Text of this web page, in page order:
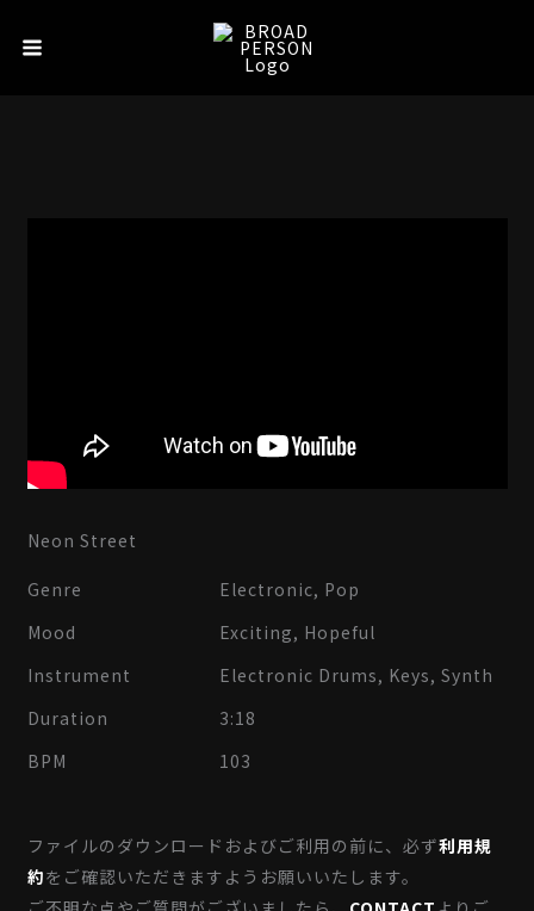
Menu
Neon Street
Genre
Electronic, Pop
Mood
Exciting, Hopeful
Instrument
Electronic Drums, Keys, Synth
Duration
3:18
BPM
103
ファイルのダウンロードおよびご利用の前に、必ず利用規
約をご確認いただきますようお願いいたします。